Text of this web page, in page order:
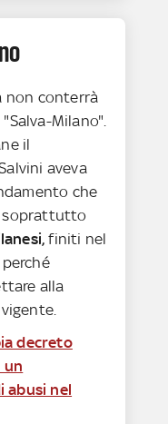
non conterrà
Milano".
il
aveva
che
soprattutto
finiti nel
alla
decreto
un
abusi nel